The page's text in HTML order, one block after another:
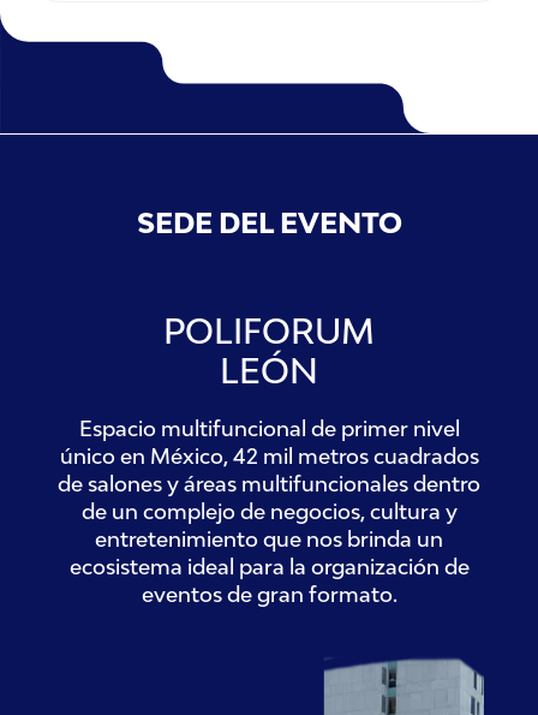
SEDE DEL EVENTO
POLIFORUM
LEÓN
Espacio multifuncional de primer nivel
único en México, 42 mil metros cuadrados
de salones y áreas multifuncionales dentro
de un complejo de negocios, cultura y
entretenimiento que nos brinda un
ecosistema ideal para la organización de
eventos de gran formato.